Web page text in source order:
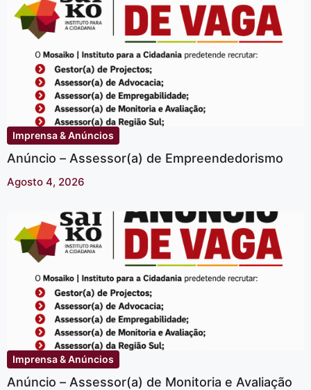
Imprensa & Anúncios
Anúncio – Assessor(a) de Empreendedorismo
Agosto 4, 2026
Imprensa & Anúncios
Anúncio – Assessor(a) de Monitoria e Avaliação